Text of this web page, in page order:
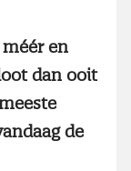
en
dan ooit
de